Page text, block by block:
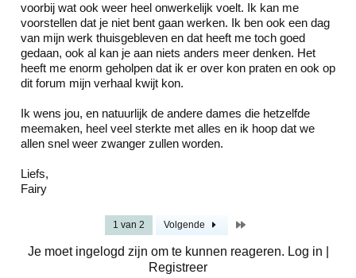
voorbij wat ook weer heel onwerkelijk voelt. Ik kan me
voorstellen dat je niet bent gaan werken. Ik ben ook een dag
van mijn werk thuisgebleven en dat heeft me toch goed
gedaan, ook al kan je aan niets anders meer denken. Het
heeft me enorm geholpen dat ik er over kon praten en ook op
dit forum mijn verhaal kwijt kon.
Ik wens jou, en natuurlijk de andere dames die hetzelfde
meemaken, heel veel sterkte met alles en ik hoop dat we
allen snel weer zwanger zullen worden.
Liefs,
Fairy
1 van 2 Volgende
Je moet ingelogd zijn om te kunnen reageren. Log in |
Registreer